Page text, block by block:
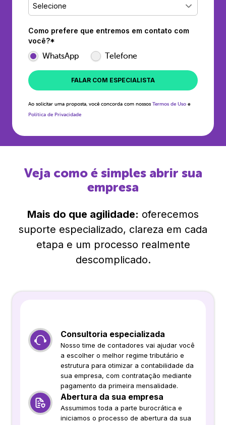
Selecione
Como prefere que entremos em contato com
você?*
WhatsApp Telefone
FALAR COM ESPECIALISTA
Ao solicitar uma proposta, você concorda com nossos Termos de Uso e
Política de Privacidade
Veja como é simples abrir sua
empresa
Mais do que agilidade: oferecemos
suporte especializado, clareza em cada
etapa e um processo realmente
descomplicado.
Consultoria especializada
Nosso time de contadores vai ajudar você
a escolher o melhor regime tributário e
estrutura para otimizar a contabilidade da
sua empresa, com contratação mediante
pagamento da primeira mensalidade.
Abertura da sua empresa
Assumimos toda a parte burocrática e
iniciamos o processo de abertura da sua